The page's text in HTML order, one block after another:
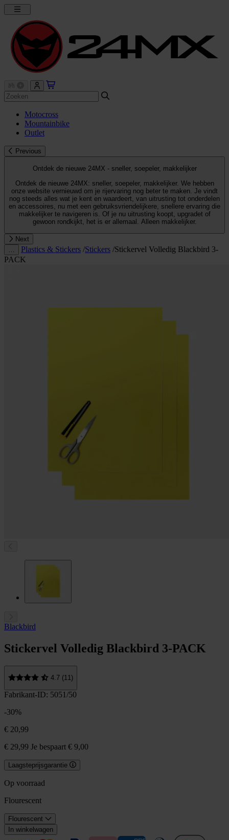
Motocross
Mountainbike
Outlet
Previous
Ontdek de nieuwe 24MX - sneller, soepeler, makkelijker
Ontdek de nieuwe 24MX: sneller, soepeler, makkelijker. We hebben
onze website vernieuwd om je rijervaring nog beter te maken. Je vindt
nog steeds alles wat je kent en waardeert, van uitrusting tot onderdelen
en accessoires, nu met een gebruiksvriendelijkere, snellere ervaring die
makkelijker te navigeren is. Of je nu uitrusting koopt, upgradet of
gewoon rondkijkt, het is er allemaal. Alleen makkelijker.
Next
Plastics & Stickers /Stickers /Stickervel Volledig Blackbird 3-
PACK
Blackbird
Stickervel Volledig Blackbird 3-PACK
4.7 (11)
Fabrikant-ID: 5051/50
-30%
€ 20,99
€ 29,99 Je bespaart € 9,00
Laagsteprijsgarantie
Op voorraad
Flourescent
Flourescent
In winkelwagen